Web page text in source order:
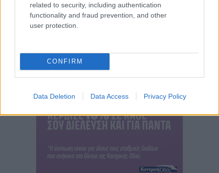
related to security, including authentication
functionality and fraud prevention, and other
user protection.
CONFIRM
Data Deletion Data Access Privacy Policy